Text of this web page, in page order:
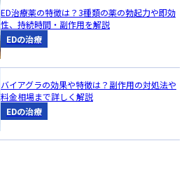
ED治療薬の特徴は？3種類の薬の勃起力や即効
性、持続時間・副作用を解説
EDの治療
バイアグラの効果や特徴は？副作用の対処法や
料金相場まで詳しく解説
EDの治療